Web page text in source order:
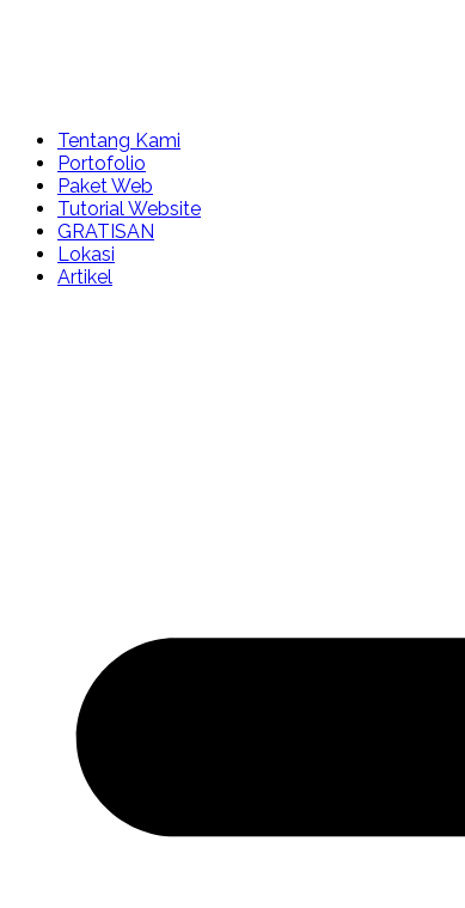
Tentang Kami
Portofolio
Paket Web
Tutorial Website
GRATISAN
Lokasi
Artikel